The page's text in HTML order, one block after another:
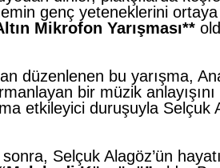
genç yeteneklerini
Mikrofon Yarışması**
düzenlenen bu yarışma,
bir müzik
etkileyici duruşuyla Selçuk
Selçuk Alagöz’ün